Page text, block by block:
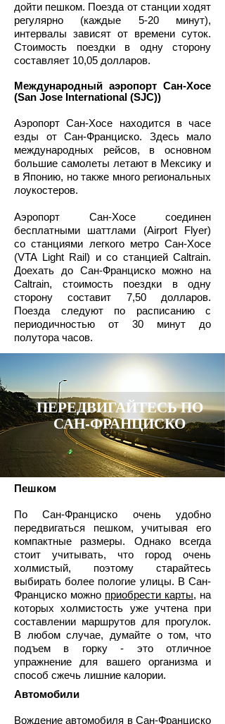
дойти пешком. Поезда от станции ходят
регулярно (каждые 5-20 минут),
интервалы зависят от времени суток.
Стоимость поездки в одну сторону
составляет 10,05 долларов.
Международный аэропорт Сан-Хосе
(San Jose International (SJC))
Аэропорт Сан-Хосе находится в часе
езды от Сан-Франциско. Здесь мало
международных рейсов, в основном
большие самолеты летают в Мексику и
в Японию, но также много региональных
лоукостеров.
Аэропорт Сан-Хосе соединен
бесплатными шаттлами (Airport Flyer)
со станциями легкого метро Сан-Хосе
(VTA Light Rail) и со станцией Caltrain.
Доехать до Сан-Франциско можно на
Caltrain, стоимость поездки в одну
сторону составит 7,50 долларов.
Поезда следуют по расписанию с
периодичностью от 30 минут до
полутора часов.
ПЕРЕДВИГАЙТЕСЬ ПО
САН-ФРАНЦИСКО
Пешком
По Сан-Франциско очень удобно
передвигаться пешком, учитывая его
компактные размеры. Однако всегда
стоит учитывать, что город очень
холмистый, поэтому старайтесь
выбирать более пологие улицы. В Сан-
Франциско можно приобрести карты, на
которых холмистость уже учтена при
составлении маршрутов для прогулок.
В любом случае, думайте о том, что
подъем в горку - это отличное
упражнение для вашего организма и
способ сжечь лишние калории.
Автомобили
Вождение автомобиля в Сан-Франциско